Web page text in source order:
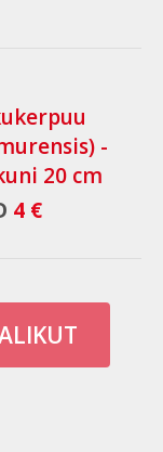
-
20 cm
4 €